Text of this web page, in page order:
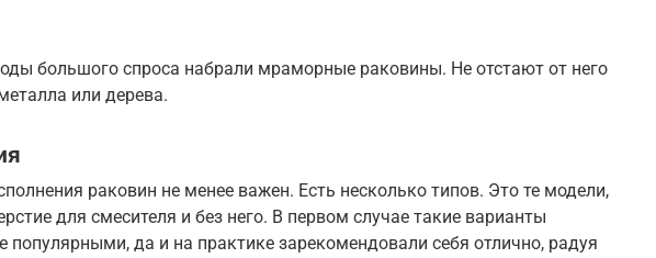
большого спроса набрали мраморные раковины. Не отстают от него
или дерева.
раковин не менее важен. Есть несколько типов. Это те модели,
для смесителя и без него. В первом случае такие варианты
популярными, да и на практике зарекомендовали себя отлично, радуя